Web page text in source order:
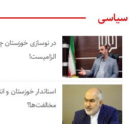
سیاسی
در نوسازی خوزستان
الزامیست!
استاندار خوزستان
مخالفت‌ها؟